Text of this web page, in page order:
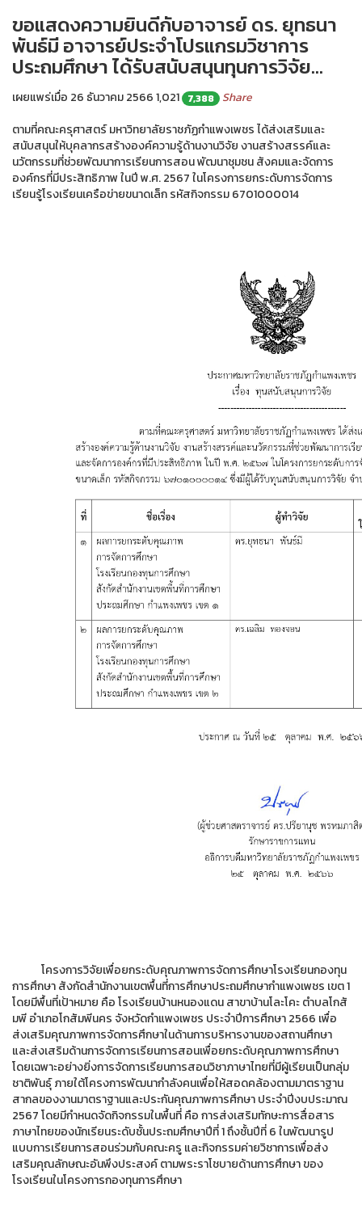
ขอแสดงความยินดีกับอาจารย์ ดร. ยุทธนา
พันธ์มี อาจารย์ประจำโปรแกรมวิชาการ
ประถมศึกษา ได้รับสนับสนุนทุนการวิจัย...
เผยแพร่เมื่อ 26 ธันวาคม 25661,021 7,388
Share
ตามที่คณะครุศาสตร์ มหาวิทยาลัยราชภัฏกำแพงเพชร ได้ส่งเสริมและ
สนับสนุนให้บุคลากรสร้างองค์ความรู้ด้านงานวิจัย งานสร้างสรรค์และ
นวัตกรรมที่ช่วยพัฒนาการเรียนการสอน พัฒนาชุมชน สังคมและจัดการ
องค์กรที่มีประสิทธิภาพ ในปี พ.ศ. 2567 ในโครงการยกระดับการจัดการ
เรียนรู้โรงเรียนเครือข่ายขนาดเล็ก รหัสกิจกรรม 6701000014
โครงการวิจัยเพื่อยกระดับคุณภาพการจัดการศึกษาโรงเรียนกองทุน
การศึกษา สังกัดสำนักงานเขตพื้นที่การศึกษาประถมศึกษากำแพงเพชร เขต 1
โดยมีพื้นที่เป้าหมาย คือ โรงเรียนบ้านหนองแดน สาขาบ้านโละโคะ ตำบลโกสั
มพี อำเภอโกสัมพีนคร จังหวัดกำแพงเพชร ประจำปีการศึกษา 2566 เพื่อ
ส่งเสริมคุณภาพการจัดการศึกษาในด้านการบริหารงานของสถานศึกษา
และส่งเสริมด้านการจัดการเรียนการสอนเพื่อยกระดับคุณภาพการศึกษา
โดยเฉพาะอย่างยิ่งการจัดการเรียนการสอนวิชาภาษาไทยที่มีผู้เรียนเป็นกลุ่ม
ชาติพันธุ์ ภายใต้โครงการพัฒนากำลังคนเพื่อให้สอดคล้องตามมาตราฐาน
สากลของงานมาตราฐานและประกันคุณภาพการศึกษา ประจำปีงบประมาณ
2567 โดยมีกำหนดจัดกิจกรรมในพื้นที่ คือ การส่งเสริมทักษะการสื่อสาร
ภาษาไทยของนักเรียนระดับชั้นประถมศึกษาปีที่ 1 ถึงชั้นปีที่ 6 ในพัฒนารูป
แบบการเรียนการสอนร่วมกับคณะครู และกิจกรรมค่ายวิชาการเพื่อส่ง
เสริมคุณลักษณะอันพึงประสงค์ ตามพระราโชบายด้านการศึกษา ของ
โรงเรียนในโครงการกองทุนการศึกษา